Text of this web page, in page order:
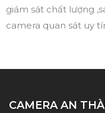
giám sát chất lượng
camera quan sát uy
CAMERA AN